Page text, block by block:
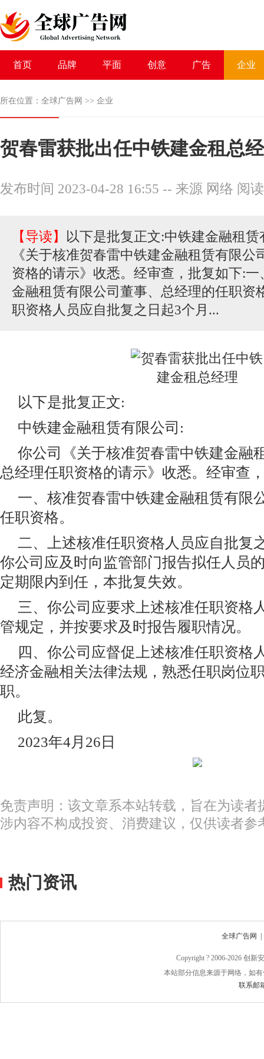
首页 品牌 平面 创意 广告 企业
所在位置： 全球广告网 >> 企业
贺春雷获批出任中铁建金租总
发布时间 2023-04-28 16:55 -- 来源 网络 阅
【导读】
以下是批复正文:中铁建金融租
《关于核准贺春雷中铁建金融租赁有限公
资格的请示》收悉。经审查，批复如下:
金融租赁有限公司董事、总经理的任职资
职资格人员应自批复之日起3个月...
以下是批复正文:
中铁建金融租赁有限公司:
你公司《关于核准贺春雷中铁建金融
总经理任职资格的请示》收悉。经审查
一、核准贺春雷中铁建金融租赁有限
任职资格。
二、上述核准任职资格人员应自批复
你公司应及时向监管部门报告拟任人员
定期限内到任，本批复失效。
三、你公司应要求上述核准任职资格
管规定，并按要求及时报告履职情况。
四、你公司应督促上述核准任职资格
经济金融相关法律法规，熟悉任职岗位
职。
此复。
2023年4月26日
免责声明：该文章系本站转载，旨在为读者
涉内容不构成投资、消费建议，仅供读者参
热门资讯
全球广告网
Copyright ? 2006-2026 创新
本站部分信息来源于网络，如
联系邮